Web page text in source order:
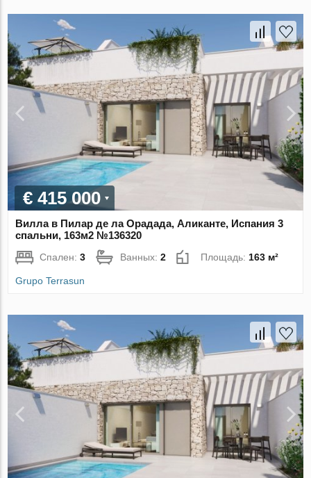
€ 415 000
Вилла в Пилар де ла Орадада, Аликанте, Испания 3
спальни, 163м2 №136320
Спален:3 Ванных:2 Площадь:163 м²
Grupo Terrasun